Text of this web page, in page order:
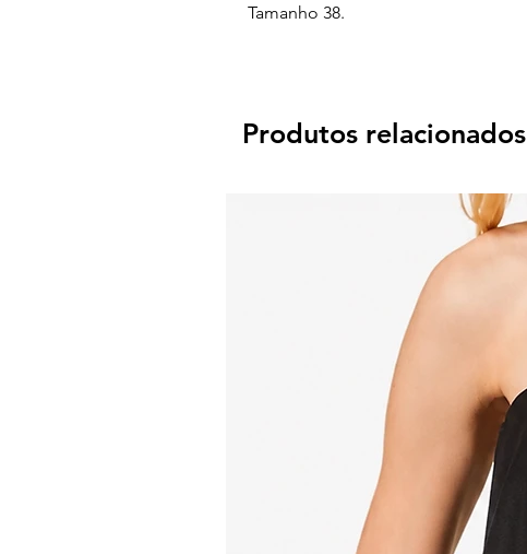
Tamanho 38.
Produtos relacionados